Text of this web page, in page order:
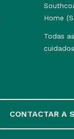
Home
Todas
cuidados
CONTACTAR A